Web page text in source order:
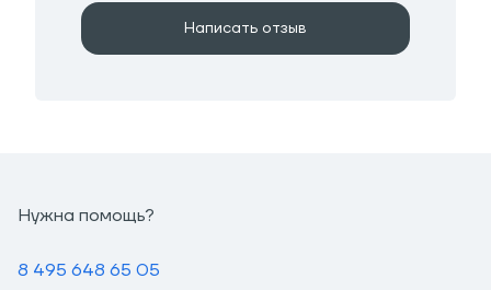
Написать отзыв
Нужна помощь?
8 495 648 65 05